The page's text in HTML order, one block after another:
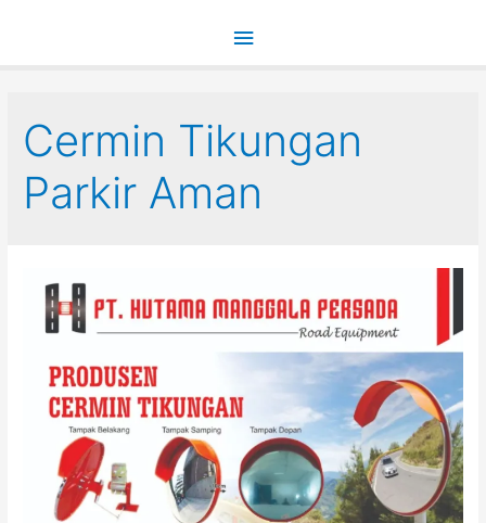
Main
Cermin Tikungan
Parkir Aman